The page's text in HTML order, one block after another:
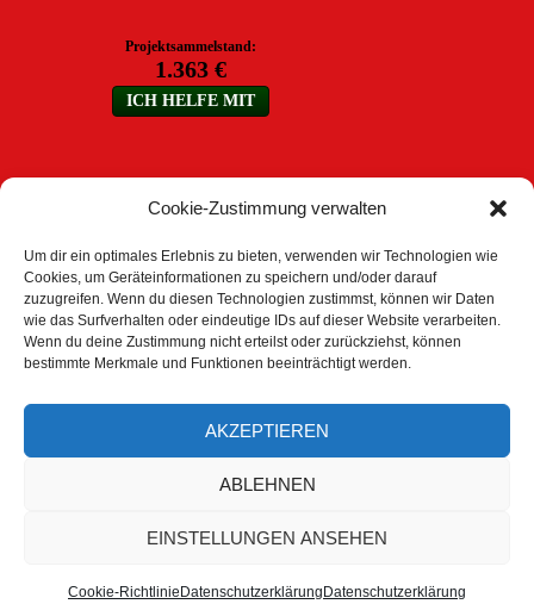
Cookie-Zustimmung verwalten
Um dir ein optimales Erlebnis zu bieten, verwenden wir Technologien wie
Cookies, um Geräteinformationen zu speichern und/oder darauf
zuzugreifen. Wenn du diesen Technologien zustimmst, können wir Daten
wie das Surfverhalten oder eindeutige IDs auf dieser Website verarbeiten.
Wenn du deine Zustimmung nicht erteilst oder zurückziehst, können
bestimmte Merkmale und Funktionen beeinträchtigt werden.
AKZEPTIEREN
ABLEHNEN
EINSTELLUNGEN ANSEHEN
Cookie-Richtlinie Datenschutzerklärung Datenschutzerklärung
ARCHIV
Archiv
Datenschutzerklärung Stolz präsentiert von WordPress